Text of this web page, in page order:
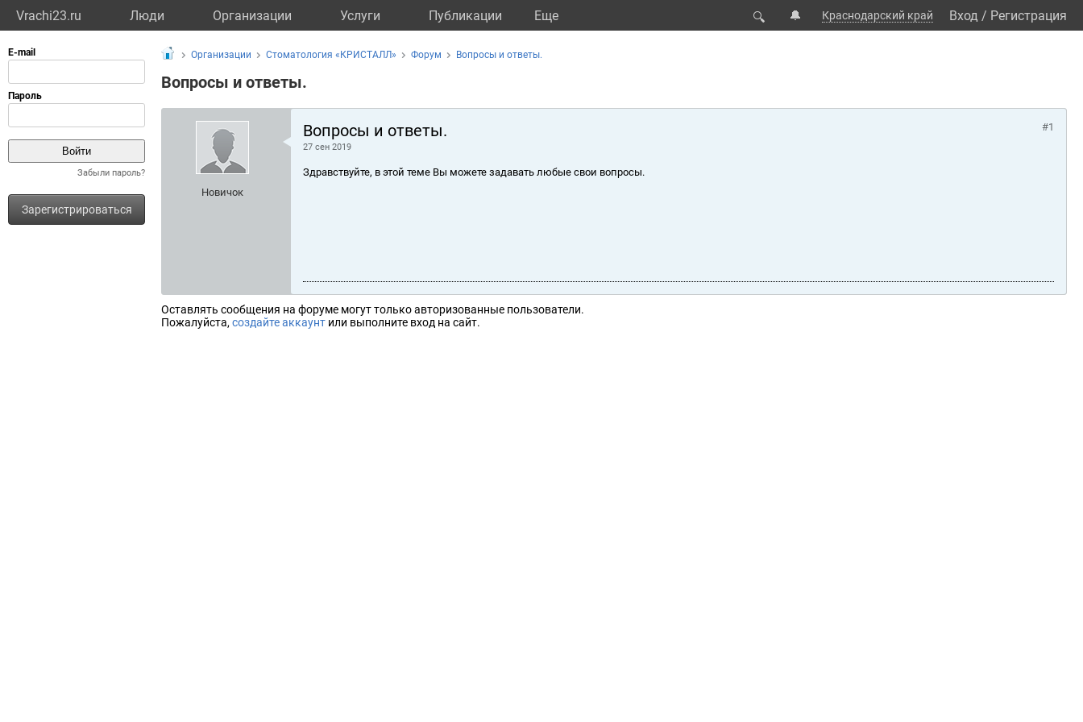
Vrachi23.ru Люди Организации Услуги Публикации Eще 🔍 🔔 Краснодарский край Вход / Регистрация
Забыли пароль?
Зарегистрироваться
Организации Стоматология «КРИСТАЛЛ» Форум Вопросы и ответы.
Вопросы и ответы.
Новичок
Вопросы и ответы.
27 сен 2019
#1
Здравствуйте, в этой теме Вы можете задавать любые свои вопросы.
Оставлять сообщения на форуме могут только авторизованные пользователи.
Пожалуйста, создайте аккаунт или выполните вход на сайт.